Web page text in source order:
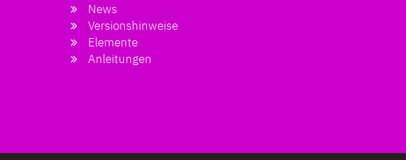
News
Versionshinweise
Elemente
Anleitungen